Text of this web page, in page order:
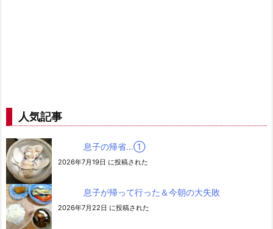
人気記事
息子の帰省…➀
2026年7月19日 に投稿された
息子が帰って行った＆今朝の大失敗
2026年7月22日 に投稿された